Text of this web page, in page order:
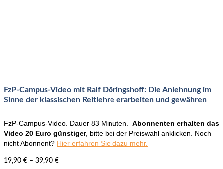
FzP-Campus-Video mit Ralf Döringshoff: Die Anlehnung im
Sinne der klassischen Reitlehre erarbeiten und gewähren
FzP-Campus-Video. Dauer 83 Minuten. Abonnenten erhalten das
Video 20 Euro günstiger, bitte bei der Preiswahl anklicken. Noch
nicht Abonnent? Hier erfahren Sie dazu mehr.
19,90 € – 39,90 €